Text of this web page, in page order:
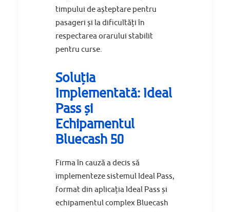
timpului de așteptare pentru
pasageri și la dificultăți în
respectarea orarului stabilit
pentru curse.
Soluția
Implementată: Ideal
Pass și
Echipamentul
Bluecash 50
Firma în cauză a decis să
implementeze sistemul Ideal Pass,
format din aplicația Ideal Pass și
echipamentul complex Bluecash